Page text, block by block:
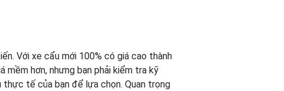
Với xe cẩu mới 100% có giá cao thành
mềm hơn, nhưng bạn phải kiểm tra kỹ
tế của bạn để lựa chọn. Quan trọng